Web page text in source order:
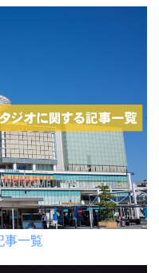
事一覧